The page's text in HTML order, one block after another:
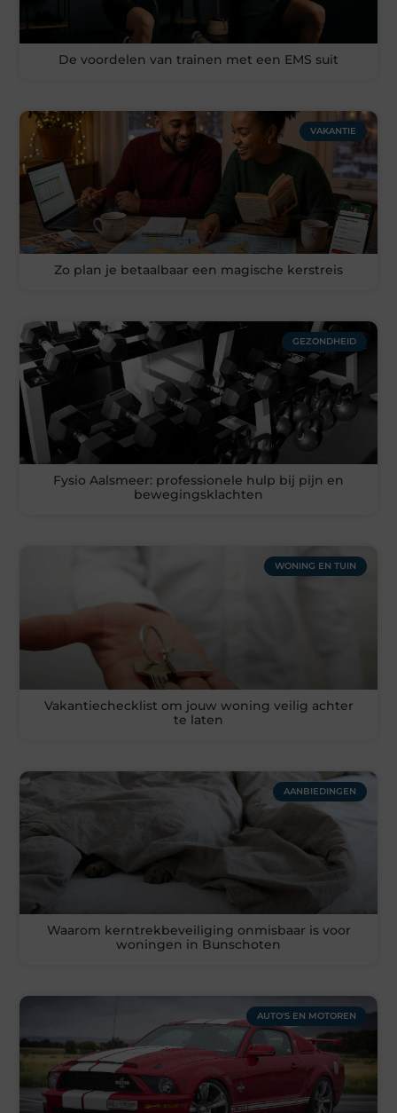
De voordelen van trainen met een EMS suit
VAKANTIE
Zo plan je betaalbaar een magische kerstreis
GEZONDHEID
Fysio Aalsmeer: professionele hulp bij pijn en
bewegingsklachten
WONING EN TUIN
Vakantiechecklist om jouw woning veilig achter
te laten
AANBIEDINGEN
Waarom kerntrekbeveiliging onmisbaar is voor
woningen in Bunschoten
AUTO'S EN MOTOREN